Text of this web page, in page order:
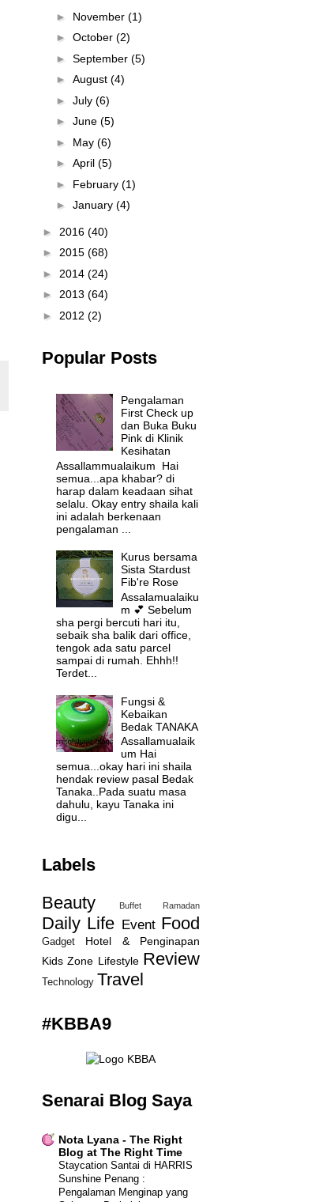
► November (1)
► October (2)
► September (5)
► August (4)
► July (6)
► June (5)
► May (6)
► April (5)
► February (1)
► January (4)
► 2016 (40)
► 2015 (68)
► 2014 (24)
► 2013 (64)
► 2012 (2)
Popular Posts
Pengalaman
First Check up
dan Buka Buku
Pink di Klinik
Kesihatan
Assallammualaikum Hai
semua...apa khabar? di
harap dalam keadaan sihat
selalu. Okay entry shaila kali
ini adalah berkenaan
pengalaman ...
Kurus bersama
Sista Stardust
Fib're Rose
Assalamualaiku
m 💕 Sebelum
sha pergi bercuti hari itu,
sebaik sha balik dari office,
tengok ada satu parcel
sampai di rumah. Ehhh!!
Terdet...
Fungsi &
Kebaikan
Bedak TANAKA
Assallamualaik
um Hai
semua...okay hari ini shaila
hendak review pasal Bedak
Tanaka..Pada suatu masa
dahulu, kayu Tanaka ini
digu...
Labels
Beauty
Buffet Ramadan
Daily Life Event Food
Gadget
Hotel & Penginapan
Kids Zone Lifestyle Review
Technology Travel
#KBBA9
Senarai Blog Saya
Nota Lyana - The Right
Blog at The Right Time
Staycation Santai di HARRIS
Sunshine Penang :
Pengalaman Menginap yang